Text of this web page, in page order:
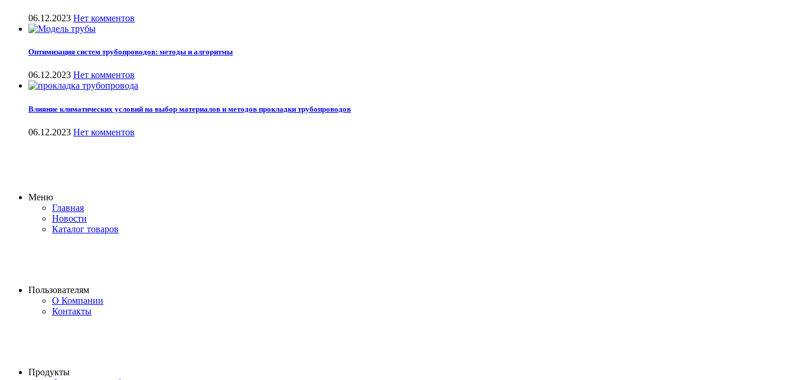
06.12.2023 Нет комментов
Оптимизация систем трубопроводов: методы и алгоритмы
06.12.2023 Нет комментов
Влияние климатических условий на выбор материалов и методов прокладки трубопроводов
06.12.2023 Нет комментов
Меню
Главная
Новости
Каталог товаров
Пользователям
О Компании
Контакты
Продукты